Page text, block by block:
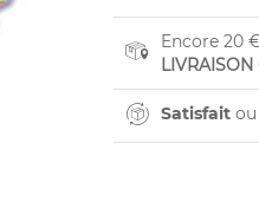
Encore 20
LIVRAISON
Satisfaitou